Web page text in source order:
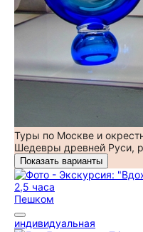
Туры по Москве и
Шедевры древней Руси,
Показать варианты
2,5 часа
Пешком
индивидуальная